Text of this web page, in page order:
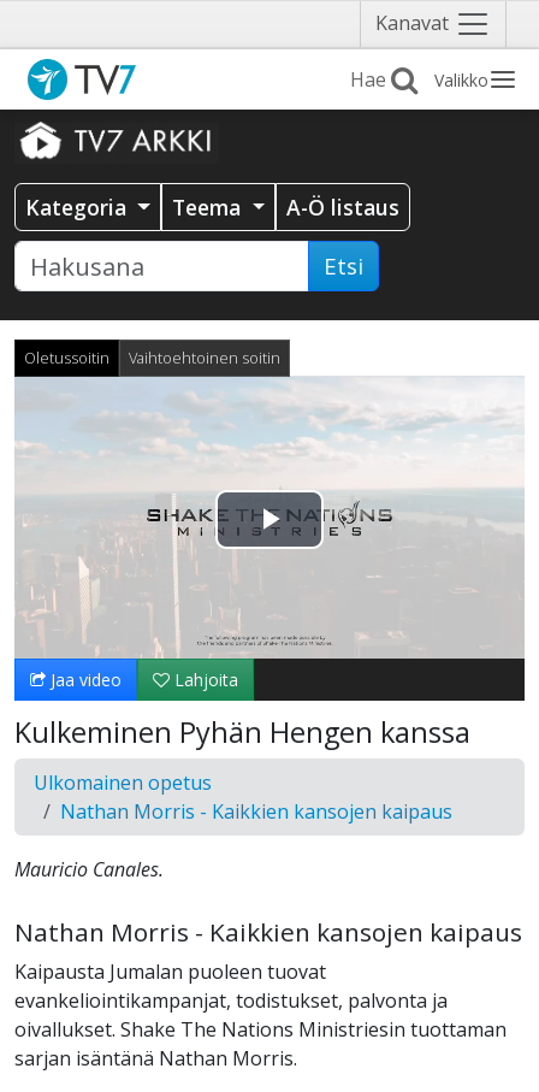
Kanavat Näytä
valikko
Valikko
Kategoria Teema A-Ö listaus
Etsi
Oletussoitin Vaihtoehtoinen soitin
Toista
Jaa video Lahjoita
Kulkeminen Pyhän Hengen kanssa
Ulkomainen opetus
Nathan Morris - Kaikkien kansojen kaipaus
Mauricio Canales.
Nathan Morris - Kaikkien kansojen kaipaus
Kaipausta Jumalan puoleen tuovat
evankeliointikampanjat, todistukset, palvonta ja
oivallukset. Shake The Nations Ministriesin tuottaman
sarjan isäntänä Nathan Morris.